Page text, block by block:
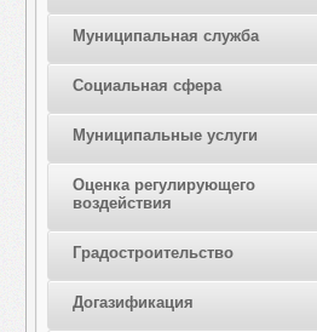
Муниципальная служба
Социальная сфера
Муниципальные услуги
Оценка регулирующего
воздействия
Градостроительство
Догазификация